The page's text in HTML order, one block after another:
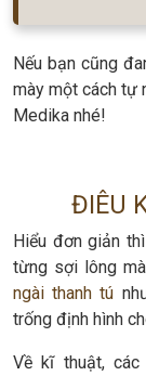
Nếu bạn cũng
mày một cách tự
Medika nhé!
ĐIÊU
Hiểu đơn giản
từng sợi lông
ngài thanh tú
trống định hình
Về kĩ thuật,